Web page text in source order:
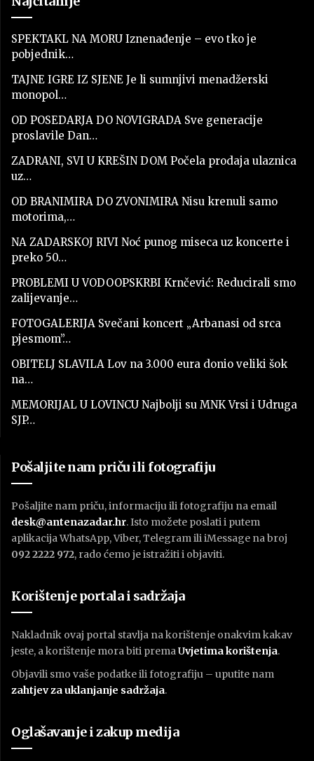
SPEKTAKL NA MORU Iznenađenje – evo tko je
pobjednik…
TAJNE IGRE IZ SJENE Je li sumnjivi menadžerski
monopol…
OD POSEDARJA DO NOVIGRADA Sve generacije
proslavile Dan…
ZADRANI, SVI U KREŠIN DOM Počela prodaja ulaznica
uz…
OD BRANIMIRA DO ZVONIMIRA Nisu krenuli samo
motorima,…
NA ZADARSKOJ RIVI Noć punog miseca uz koncerte i
preko 50…
PROBLEMI U VODOOPSKRBI Krnčević: Reducirali smo
zalijevanje…
FOTOGALERIJA Svečani koncert „Arbanasi od srca
pjesmom”…
OBITELJ SLAVILA Lov na 3.000 eura donio veliki šok
na…
MEMORIJAL U LOVINCU Najbolji su MNK Vrsi i Udruga
SJP…
Pošaljite nam priču ili fotografiju
Pošaljite nam priču, informaciju ili fotografiju na email
desk@antenazadar.hr. Isto možete poslati i putem
aplikacija WhatsApp, Viber, Telegram ili iMessage na broj
092 2222 972, rado ćemo je istražiti i objaviti.
Korištenje portala i sadržaja
Nakladnik ovaj portal stavlja na korištenje onakvim kakav
jeste, a korištenje mora biti premaUvjetima korištenja.
Objavili smo vaše podatke ili fotografiju – uputite nam
zahtjev za uklanjanje sadržaja.
Oglašavanje i zakup medija